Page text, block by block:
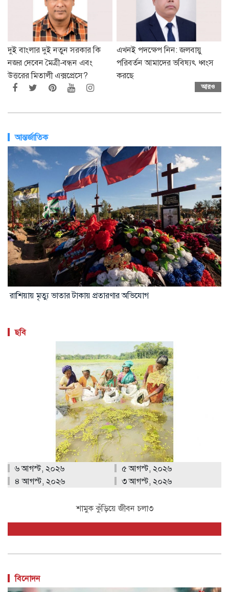
দুই বাংলার দুই নতুন সরকার কি
নজর দেবেন মৈত্রী-বন্ধন এবং
উত্তরের মিতালী এক্সপ্রেসে?
এখনই পদক্ষেপ নিন: জলবায়ু
পরিবর্তন আমাদের ভবিষ্যৎ ধ্বংস
করছে
আরও
আন্তর্জাতিক
রাশিয়ায় মৃত্যু ভাতার টাকায় প্রতারণার অভিযোগ
ছবি
৬ আগস্ট, ২০২৬
৫ আগস্ট, ২০২৬
৪ আগস্ট, ২০২৬
৩ আগস্ট, ২০২৬
শামুক কুঁড়িয়ে জীবন চলা৩
বিনোদন